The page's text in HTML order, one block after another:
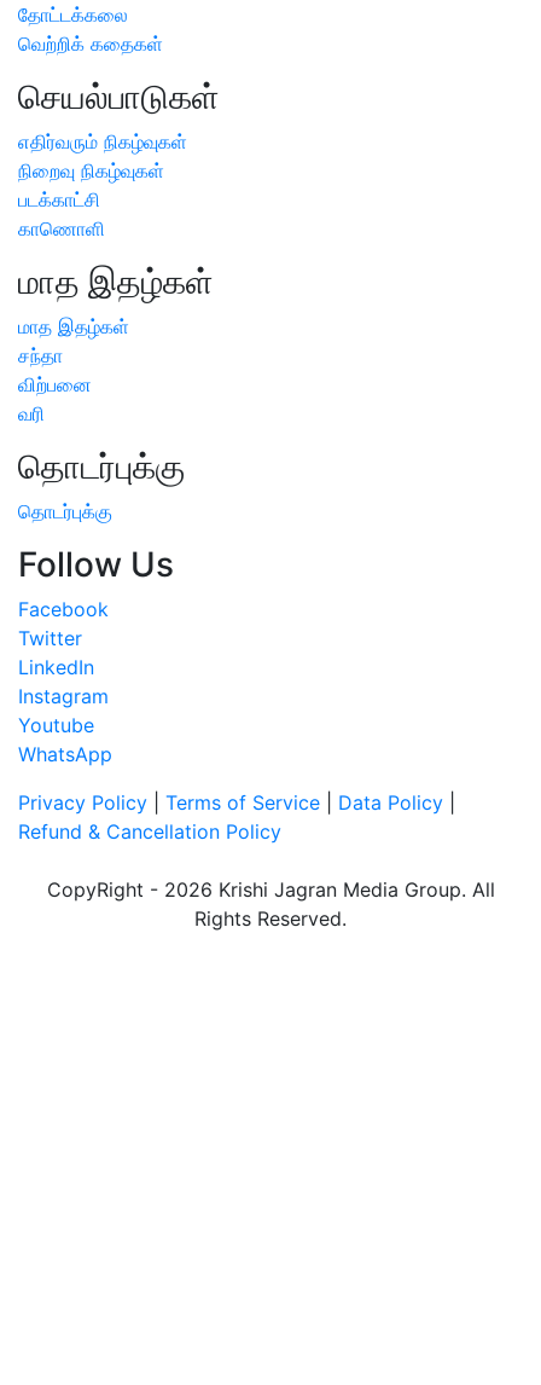
தோட்டக்கலை
வெற்றிக் கதைகள்
செயல்பாடுகள்
எதிர்வரும் நிகழ்வுகள்
நிறைவு நிகழ்வுகள்
படக்காட்சி
காணொளி
மாத இதழ்கள்
மாத இதழ்கள்
சந்தா
விற்பனை
வரி
தொடர்புக்கு
தொடர்புக்கு
Follow Us
Facebook
Twitter
LinkedIn
Instagram
Youtube
WhatsApp
Privacy Policy
Terms of Service Data Policy
Refund & Cancellation Policy
CopyRight - 2026 Krishi Jagran Media Group. All
Rights Reserved.